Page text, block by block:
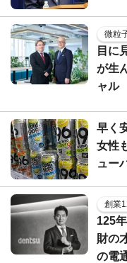
微粒
目に
が生
ャル
早く
女性
ュー
創業
125
財の
の電